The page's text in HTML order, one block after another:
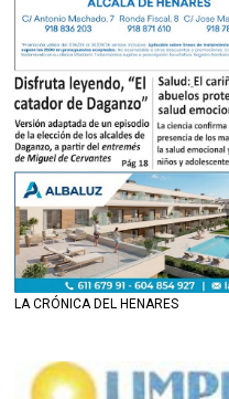
LA CRÓNICA DEL HENARES